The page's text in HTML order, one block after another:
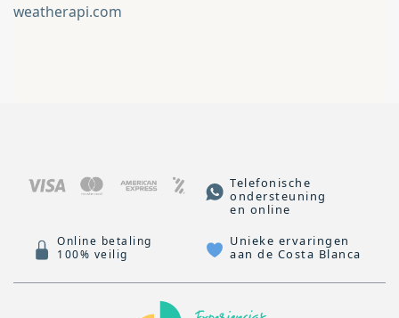
weatherapi.com
Telefonische
ondersteuning
en online
Online betaling
100% veilig
Unieke ervaringen
aan de Costa Blanca